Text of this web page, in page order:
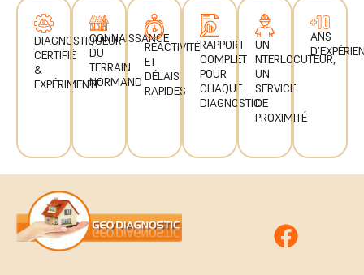
DIAGNOSTIQUEUR
CERTIFIÉ
&
EXPÉRIMENTÉ
CONNAISSANCE
DU
TERRAIN
NORMAND
RÉACTIVITÉ
ET
DÉLAIS
RAPIDES
RAPPORT
COMPLET
POUR
CHAQUE
DIAGNOSTIC
UN
NTERLOCUTEUR,
UN
SERVICE
DE
PROXIMITÉ
ANS